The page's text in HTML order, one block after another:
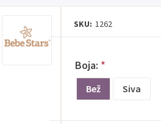
SKU: 1262
Boja: *
Bež Siva